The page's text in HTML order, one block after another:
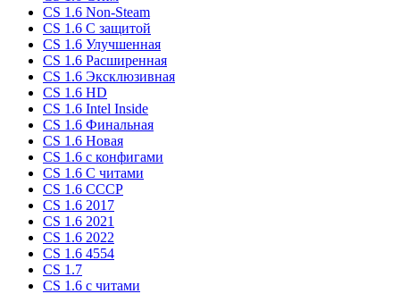
CS 1.6 Non-Steam
CS 1.6 C защитой
CS 1.6 Улучшенная
CS 1.6 Расширенная
CS 1.6 Эксклюзивная
CS 1.6 HD
CS 1.6 Intel Inside
CS 1.6 Финальная
CS 1.6 Новая
CS 1.6 с конфигами
CS 1.6 С читами
CS 1.6 CCCP
CS 1.6 2017
CS 1.6 2021
CS 1.6 2022
CS 1.6 4554
CS 1.7
CS 1.6 с читами